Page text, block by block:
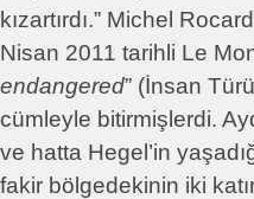
kızartırdı.” Michel
Nisan 2011 tarihli Le
endangered” (İnsan
cümleyle bitirmişlerdi.
ve hatta Hegel’in
fakir bölgedekinin iki